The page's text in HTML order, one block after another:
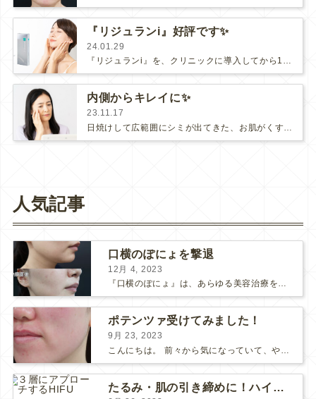
『リジュランi』好評です✨
24.01.29
『リジュランi』を、クリニックに導入してから1ヶ月が経過しました。1回目の治療を行い、2回目の治療でご来院される方が最近いらっしゃ…
内側からキレイに✨
23.11.17
人気記事
口横のぽにょを撃退
12月 4, 2023
『口横のぽにょ』は、あらゆる美容治療を行ってもなかなか良くならないことで有名ですね。 糸リフトは口横にフォーカスするのは難しいですし、ショッピングスレッドを毎月受けるにはコストがかかります… ...
ポテンツァ受けてみました！
9月 23, 2023
たるみ・肌の引き締めに！ハイフとポテンツァどっちがいい？